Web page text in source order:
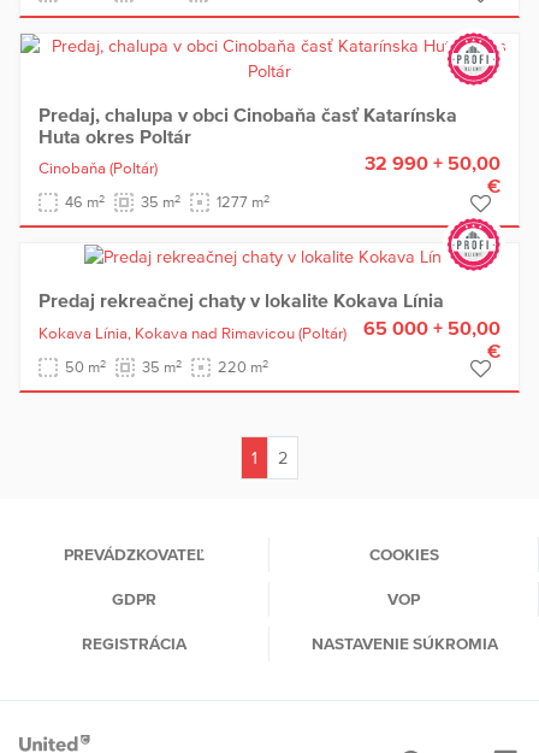
Predaj, chalupa v obci Cinobaňa časť Katarínska
Huta okres Poltár
Cinobaňa (Poltár)
46 m2 35 m2 1277 m2
32 990 + 50,00
€
Predaj rekreačnej chaty v lokalite Kokava Línia
Kokava Línia, Kokava nad Rimavicou (Poltár)
50 m2 35 m2 220 m2
65 000 + 50,00
€
1
2
PREVÁDZKOVATEĽ COOKIES
GDPR VOP
REGISTRÁCIA NASTAVENIE SÚKROMIA